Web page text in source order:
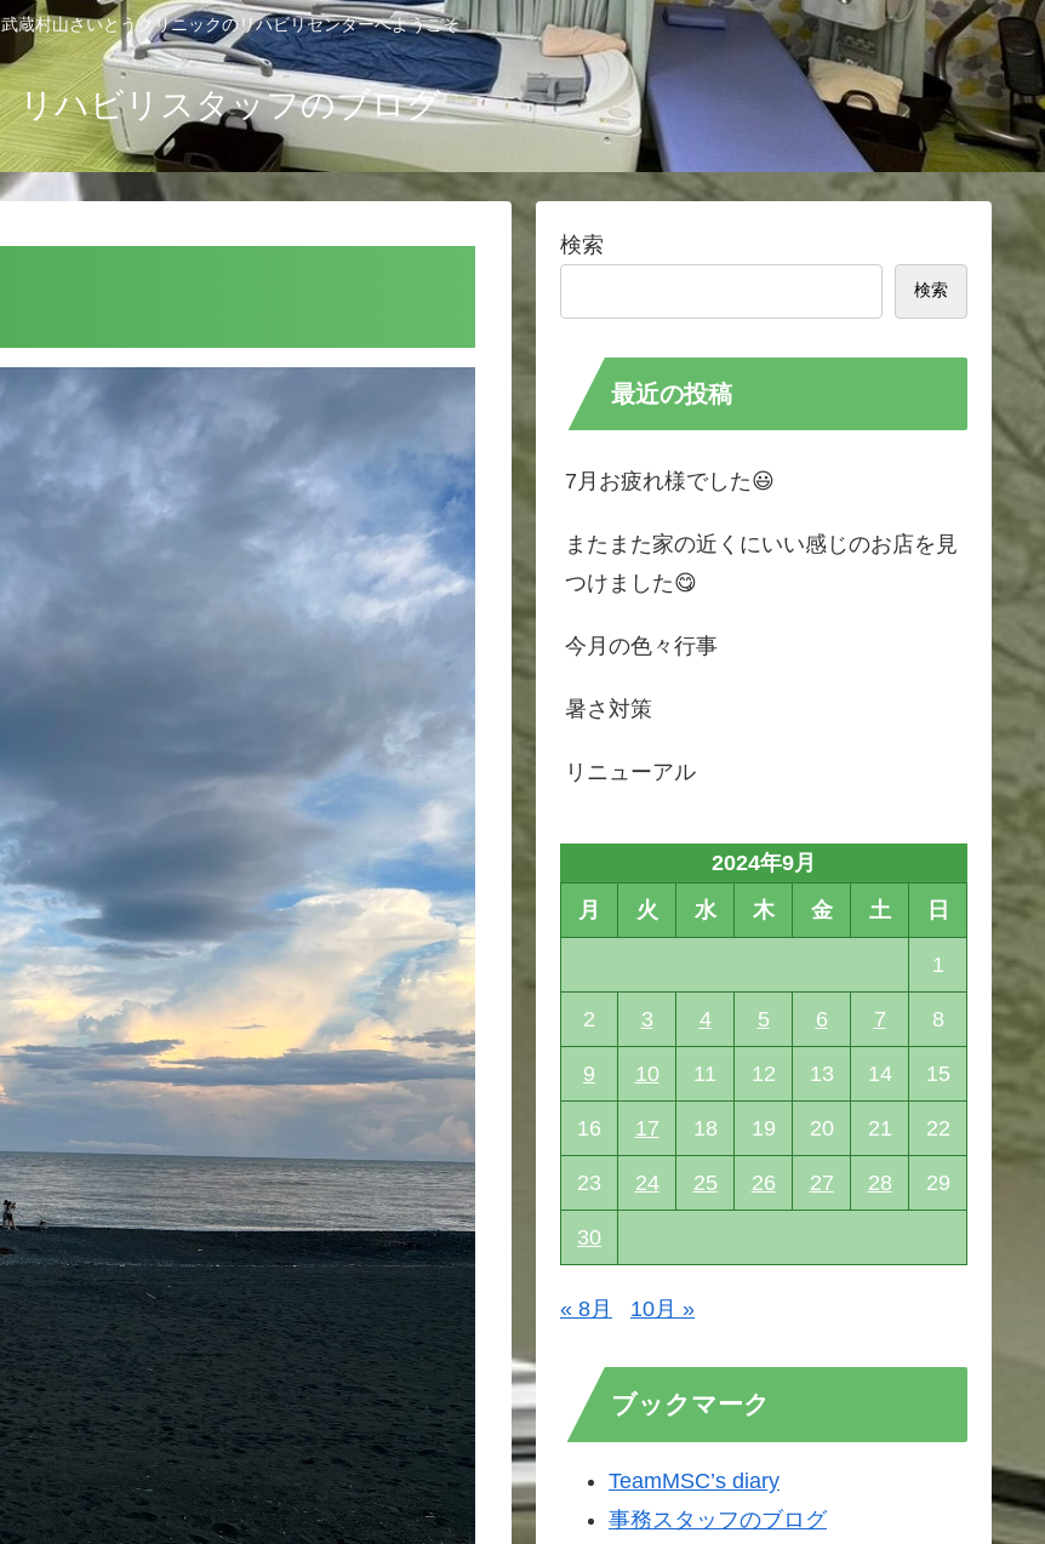
武蔵村山さいとうクリニックのリハビリセンターへようこそ
リハビリスタッフのブログ
検索
検索
最近の投稿
7月お疲れ様でした😃
またまた家の近くにいい感じのお店を見
つけました😋
今月の色々行事
暑さ対策
リニューアル
2024年9月
月
火 水 木 金 土 日
1
2 3 4 5 6 7 8
9 10 11 12 13 14 15
16 17 18 19 20 21 22
23 24 25 26 27 28 29
30
« 8月 10月 »
ブックマーク
TeamMSC’s diary
事務スタッフのブログ